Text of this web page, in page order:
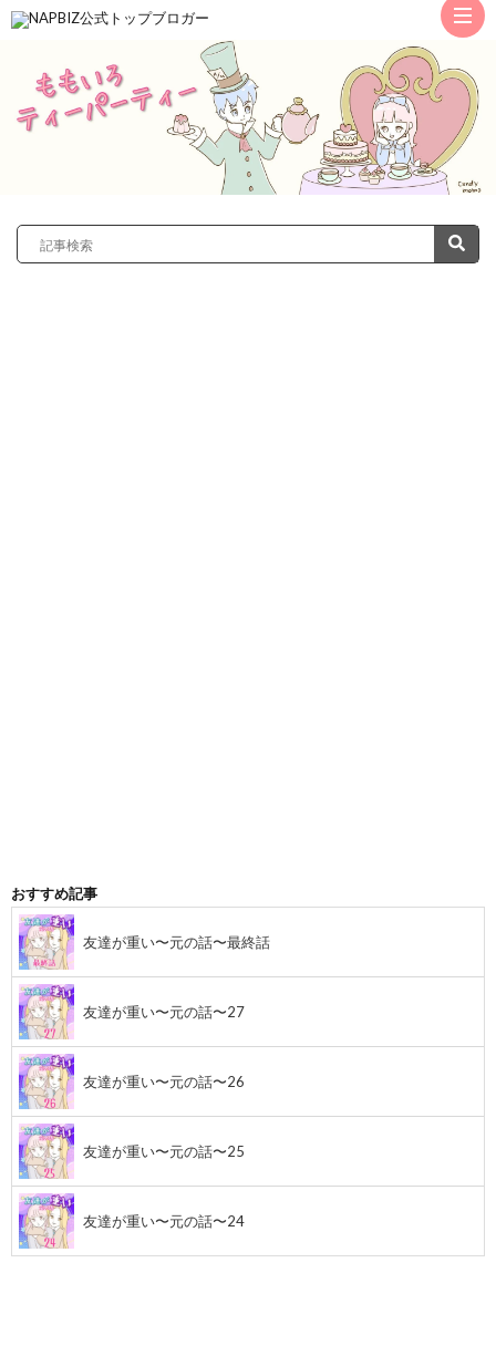
ト
ッ
プ
サ
レ
おすすめ記事
友達が重い〜元の話〜最終話
友達が重い〜元の話〜27
友達が重い〜元の話〜26
友達が重い〜元の話〜25
友達が重い〜元の話〜24